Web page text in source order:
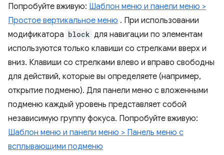
Попробуйте вживую: Шаблон меню и панели меню >
Простое вертикальное меню . При использовании
модификатора block для навигации по элементам
используются только клавиши со стрелками вверх и
вниз. Клавиши со стрелками влево и вправо свободны
для действий, которые вы определяете (например,
открытие подменю). Для панели меню с вложенными
подменю каждый уровень представляет собой
независимую группу фокуса. Попробуйте вживую:
Шаблон меню и панели меню > Панель меню с
всплывающими подменю